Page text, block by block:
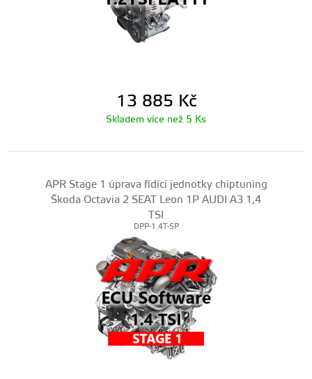
13 885 Kč
Skladem více než 5 Ks
APR Stage 1 úprava řídící jednotky chiptuning
Škoda Octavia 2 SEAT Leon 1P AUDI A3 1,4
TSI
DPP-1.4T-SP